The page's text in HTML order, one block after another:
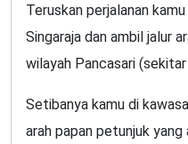
Teruskan perjalanan
Singaraja dan ambil jalur
wilayah Pancasari
Setibanya kamu di
arah papan petunjuk yang